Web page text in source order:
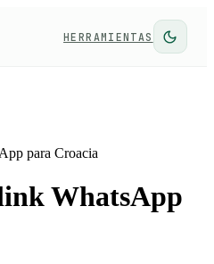
HERRAMIENTAS
para Croacia
WhatsApp